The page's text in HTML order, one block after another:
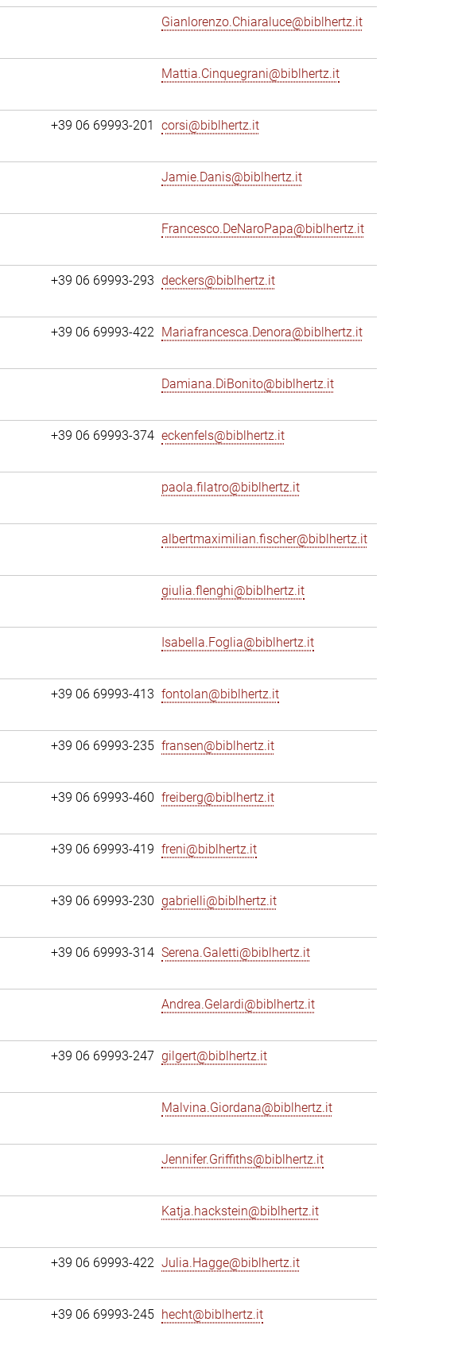
Gianlorenzo.Chiaraluce@biblhertz.it
Mattia.Cinquegrani@biblhertz.it
+39 06 69993-201 corsi@biblhertz.it
Jamie.Danis@biblhertz.it
Francesco.DeNaroPapa@biblhertz.it
+39 06 69993-293 deckers@biblhertz.it
+39 06 69993-422 Mariafrancesca.Denora@biblhertz.it
Damiana.DiBonito@biblhertz.it
+39 06 69993-374 eckenfels@biblhertz.it
paola.filatro@biblhertz.it
albertmaximilian.fischer@biblhertz.it
giulia.flenghi@biblhertz.it
Isabella.Foglia@biblhertz.it
+39 06 69993-413 fontolan@biblhertz.it
+39 06 69993-235 fransen@biblhertz.it
+39 06 69993-460 freiberg@biblhertz.it
+39 06 69993-419 freni@biblhertz.it
+39 06 69993-230 gabrielli@biblhertz.it
+39 06 69993-314 Serena.Galetti@biblhertz.it
Andrea.Gelardi@biblhertz.it
+39 06 69993-247 gilgert@biblhertz.it
Malvina.Giordana@biblhertz.it
Jennifer.Griffiths@biblhertz.it
Katja.hackstein@biblhertz.it
+39 06 69993-422 Julia.Hagge@biblhertz.it
+39 06 69993-245 hecht@biblhertz.it